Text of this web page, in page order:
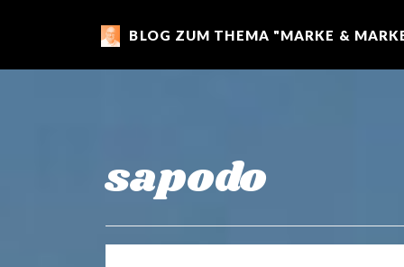
m
r
k
BLOG ZUM THEMA "MARKE &
sapodo